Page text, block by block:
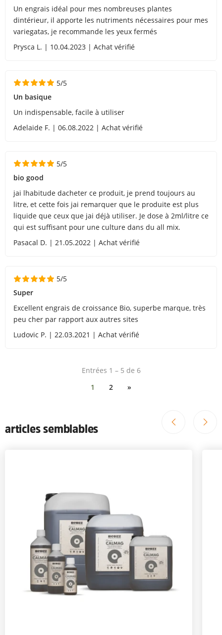
Un engrais idéal pour mes nombreuses plantes
dintérieur, il apporte les nutriments nécessaires pour mes
variegatas, je recommande les yeux fermés
Prysca L. | 10.04.2023 | Achat vérifié
5/5
Un basique
Un indispensable, facile à utiliser
Adelaide F. | 06.08.2022 | Achat vérifié
5/5
bio good
jai lhabitude dacheter ce produit, je prend toujours au
litre, et cette fois jai remarquer que le produite est plus
liquide que ceux que jai déjà utiliser. Je dose à 2ml/litre ce
qui est suffisant pour une culture dans du all mix.
Pasacal D. | 21.05.2022 | Achat vérifié
5/5
Super
Excellent engrais de croissance Bio, superbe marque, très
peu cher par rapport aux autres sites
Ludovic P. | 22.03.2021 | Achat vérifié
Entrées 1 – 5 de 6
1
2 »
articles semblables